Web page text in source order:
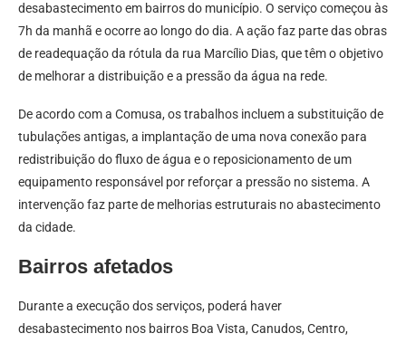
desabastecimento em bairros do município. O serviço começou às
7h da manhã e ocorre ao longo do dia. A ação faz parte das obras
de readequação da rótula da rua Marcílio Dias, que têm o objetivo
de melhorar a distribuição e a pressão da água na rede.
De acordo com a Comusa, os trabalhos incluem a substituição de
tubulações antigas, a implantação de uma nova conexão para
redistribuição do fluxo de água e o reposicionamento de um
equipamento responsável por reforçar a pressão no sistema. A
intervenção faz parte de melhorias estruturais no abastecimento
da cidade.
Bairros afetados
Durante a execução dos serviços, poderá haver
desabastecimento nos bairros Boa Vista, Canudos, Centro,